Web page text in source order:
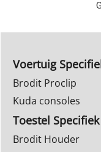
Voertuig
Brodit Proclip
Kuda consoles
Toestel Specifiek
Brodit Houder